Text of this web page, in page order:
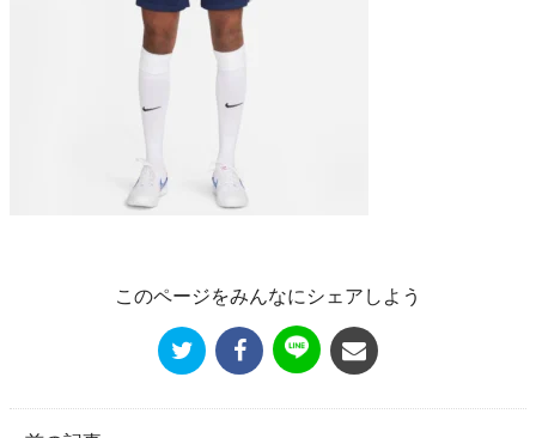
このページをみんなにシェアしよう